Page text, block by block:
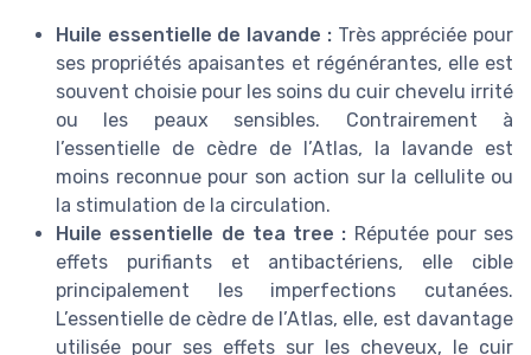
Huile essentielle de lavande :Très appréciée pour
ses propriétés apaisantes et régénérantes, elle est
souvent choisie pour les soins du cuir chevelu irrité
ou les peaux sensibles. Contrairement à
l’essentielle de cèdre de l’Atlas, la lavande est
moins reconnue pour son action sur la cellulite ou
la stimulation de la circulation.
Huile essentielle de tea tree : Réputée pour ses
effets purifiants et antibactériens, elle cible
principalement les imperfections cutanées.
L’essentielle de cèdre de l’Atlas, elle, est davantage
utilisée pour ses effets sur les cheveux, le cuir